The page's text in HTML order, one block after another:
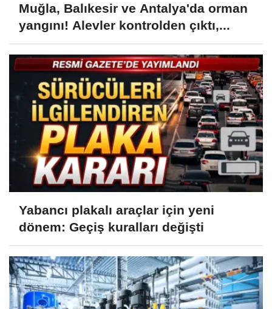
Muğla, Balıkesir ve Antalya'da orman
yangını! Alevler kontrolden çıktı,...
Yabancı plakalı araçlar için yeni
dönem: Geçiş kuralları değişti